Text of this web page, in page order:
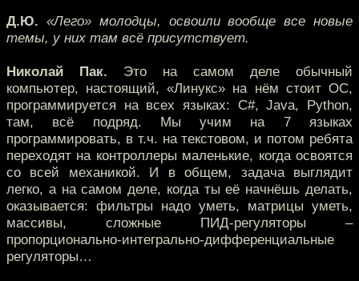
Д.Ю. «Лего» молодцы, освоили вообще все новые
темы, у них там всё присутствует.
Николай Пак. Это на самом деле обычный
компьютер, настоящий, «Линукс» на нём стоит ОС,
программируется на всех языках: С#, Java, Python,
там, всё подряд. Мы учим на 7 языках
программировать, в т.ч. на текстовом, и потом ребята
переходят на контроллеры маленькие, когда освоятся
со всей механикой. И в общем, задача выглядит
легко, а на самом деле, когда ты её начнёшь делать,
оказывается: фильтры надо уметь, матрицы уметь,
массивы, сложные ПИД-регуляторы –
пропорционально-интегрально-дифференциальные
регуляторы…